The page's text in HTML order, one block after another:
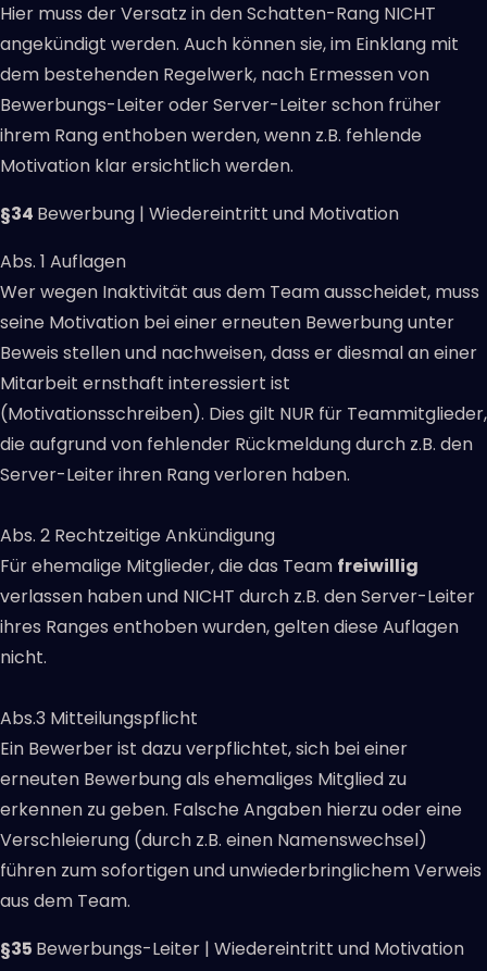
Hier muss der Versatz in den Schatten-Rang NICHT
angekündigt werden. Auch können sie, im Einklang mit
dem bestehenden Regelwerk, nach Ermessen von
Bewerbungs-Leiter oder Server-Leiter schon früher
ihrem Rang enthoben werden, wenn z.B. fehlende
Motivation klar ersichtlich werden.
§34 Bewerbung | Wiedereintritt und Motivation
Abs. 1 Auflagen
Wer wegen Inaktivität aus dem Team ausscheidet, muss
seine Motivation bei einer erneuten Bewerbung unter
Beweis stellen und nachweisen, dass er diesmal an einer
Mitarbeit ernsthaft interessiert ist
(Motivationsschreiben). Dies gilt NUR für Teammitglieder,
die aufgrund von fehlender Rückmeldung durch z.B. den
Server-Leiter ihren Rang verloren haben.
Abs. 2 Rechtzeitige Ankündigung
Für ehemalige Mitglieder, die das Team freiwillig
verlassen haben und NICHT durch z.B. den Server-Leiter
ihres Ranges enthoben wurden, gelten diese Auflagen
nicht.
Abs.3 Mitteilungspflicht
Ein Bewerber ist dazu verpflichtet, sich bei einer
erneuten Bewerbung als ehemaliges Mitglied zu
erkennen zu geben. Falsche Angaben hierzu oder eine
Verschleierung (durch z.B. einen Namenswechsel)
führen zum sofortigen und unwiederbringlichem Verweis
aus dem Team.
§35 Bewerbungs-Leiter | Wiedereintritt und Motivation